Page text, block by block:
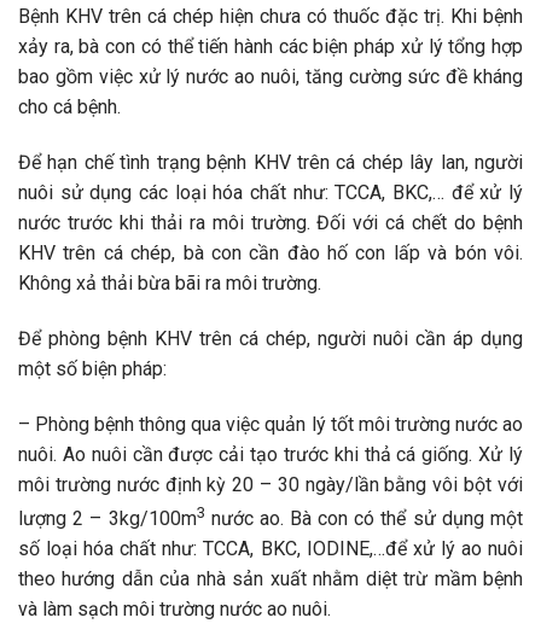
Bệnh KHV trên cá chép hiện chưa có thuốc đặc trị. Khi bệnh
xảy ra, bà con có thể tiến hành các biện pháp xử lý tổng hợp
bao gồm việc xử lý nước ao nuôi, tăng cường sức đề kháng
cho cá bệnh.
Để hạn chế tình trạng bệnh KHV trên cá chép lây lan, người
nuôi sử dụng các loại hóa chất như: TCCA, BKC,… để xử lý
nước trước khi thải ra môi trường. Đối với cá chết do bệnh
KHV trên cá chép, bà con cần đào hố con lấp và bón vôi.
Không xả thải bừa bãi ra môi trường.
Để phòng bệnh KHV trên cá chép, người nuôi cần áp dụng
một số biện pháp:
– Phòng bệnh thông qua việc quản lý tốt môi trường nước ao
nuôi. Ao nuôi cần được cải tạo trước khi thả cá giống. Xử lý
môi trường nước định kỳ 20 – 30 ngày/lần bằng vôi bột với
lượng 2 – 3kg/100m3 nước ao. Bà con có thể sử dụng một
số loại hóa chất như: TCCA, BKC, IODINE,…để xử lý ao nuôi
theo hướng dẫn của nhà sản xuất nhằm diệt trừ mầm bệnh
và làm sạch môi trường nước ao nuôi.